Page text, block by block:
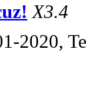
X3.4
2020,